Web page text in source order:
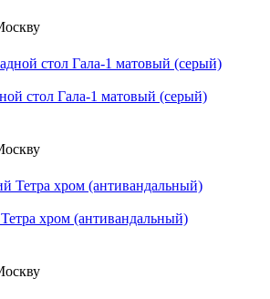
стол Гала-1 матовый (серый)
хром (антивандальный)